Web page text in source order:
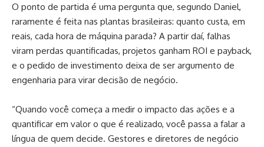
O ponto de partida é uma pergunta que, segundo Daniel,
raramente é feita nas plantas brasileiras: quanto custa, em
reais, cada hora de máquina parada? A partir daí, falhas
viram perdas quantificadas, projetos ganham ROI e payback,
e o pedido de investimento deixa de ser argumento de
engenharia para virar decisão de negócio.
“Quando você começa a medir o impacto das ações e a
quantificar em valor o que é realizado, você passa a falar a
língua de quem decide. Gestores e diretores de negócio